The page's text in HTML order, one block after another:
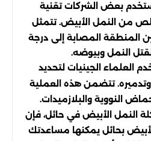
بعض الشركات تقنية
من النمل الأبيض. تتمثل
المنطقة المصابة إلى درجة
لقتل النمل وبيوضه.
العلماء الجينيات لتحديد
تتضمن هذه العملية
النووية والبلازميدات.
النمل الأبيض في حائل، فإن
بحائل يمكنها مساعدتك